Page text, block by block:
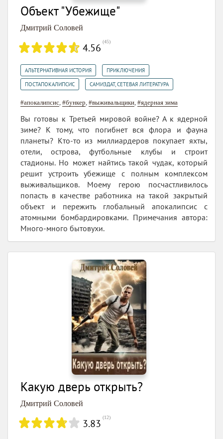
Объект "Убежище"
Дмитрий Соловей
4.56 (45)
АЛЬТЕРНАТИВНАЯ ИСТОРИЯ ПРИКЛЮЧЕНИЯ
ПОСТАПОКАЛИПСИС САМИЗДАТ, СЕТЕВАЯ ЛИТЕРАТУРА
#апокалипсис, #бункер, #выживальщики, #ядерная зима
Вы готовы к Третьей мировой войне? А к ядерной
зиме? К тому, что погибнет вся флора и фауна
планеты? Кто-то из миллиардеров покупает яхты,
отели, острова, футбольные клубы и строит
стадионы. Но может найтись такой чудак, который
решит устроить убежище с полным комплексом
выживальщиков. Моему герою посчастливилось
попасть в качестве работника на такой закрытый
объект и пережить глобальный апокалипсис с
атомными бомбардировками. Примечания автора:
Много-много бытовухи.
Какую дверь открыть?
Дмитрий Соловей
3.83 (12)